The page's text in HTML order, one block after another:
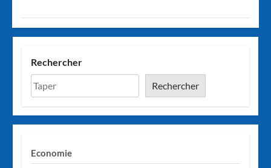
Rechercher
Rechercher
Economie